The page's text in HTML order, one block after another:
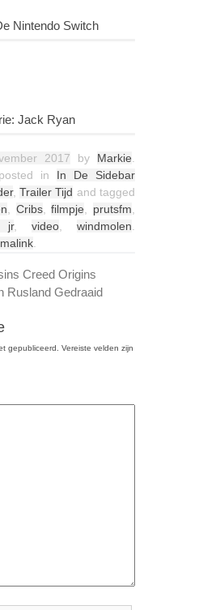
Nintendo Switch
Jack Ryan
2017 by Markie
in In De Sidebar
,Trailer Tijd and tagged
Cribs,filmpje prutsfm
jr, video windmolen
Creed Origins
Rusland Gedraaid
gepubliceerd.
Vereiste velden zijn